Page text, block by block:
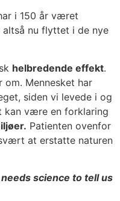
i 150 år været
nu flyttet i de nye
helbredende effekt.
Mennesket har
siden vi levede i og
kan være en forklaring
Patienten ovenfor
at erstatte naturen
science to tell us